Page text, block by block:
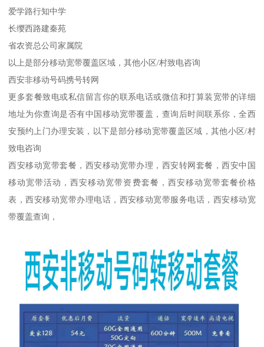
爱学路行知中学
长缨西路建秦苑
省农资总公司家属院
以上是部分移动宽带覆盖区域，其他小区/村致电咨询
西安非移动号码携号转网
更多套餐致电或私信留言你的联系电话或微信和打算装宽带的详细
地址为你查询是否有中国移动宽带覆盖，查询后时间联系你，全西
安预约上门办理安装，以下是部分移动宽带覆盖区域，其他小区/村
致电咨询
西安移动宽带套餐，西安移动宽带办理，西安转网套餐，西安中国
移动宽带活动，西安移动宽带资费套餐，西安移动宽带套餐价格
表，西安移动宽带办理电话，西安移动宽带服务电话，西安移动宽
带覆盖查询，